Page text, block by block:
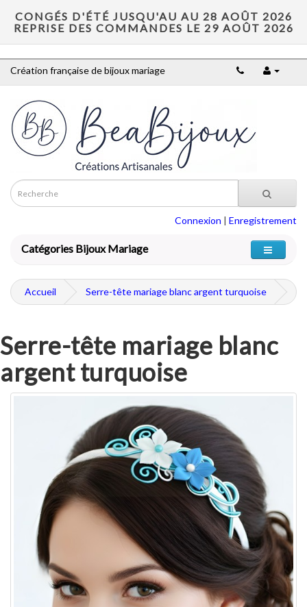
CONGÉS D'ÉTÉ JUSQU'AU AU 28 AOÛT 2026
REPRISE DES COMMANDES LE 29 AOÛT 2026
Création française de bijoux mariage
Connexion | Enregistrement
Catégories Bijoux Mariage
Accueil Serre-tête mariage blanc argent turquoise
Serre-tête mariage blanc
argent turquoise